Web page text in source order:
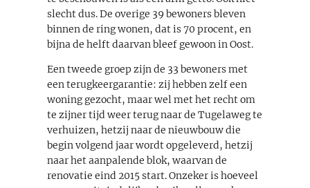
slecht dus. De overige 39 bewoners bleven
binnen de ring wonen, dat is 70 procent, en
bijna de helft daarvan bleef gewoon in Oost.
Een tweede groep zijn de 33 bewoners met
een terugkeergarantie: zij hebben zelf een
woning gezocht, maar wel met het recht om
te zijner tijd weer terug naar de Tugelaweg te
verhuizen, hetzij naar de nieuwbouw die
begin volgend jaar wordt opgeleverd, hetzij
naar het aanpalende blok, waarvan de
renovatie eind 2015 start. Onzeker is hoeveel